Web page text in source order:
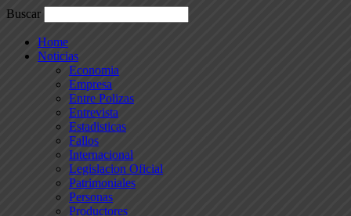
Buscar
Home
Noticias
Economia
Empresa
Entre Polizas
Entrevista
Estadisticas
Fallos
Internacional
Legislacion Oficial
Patrimoniales
Personas
Productores